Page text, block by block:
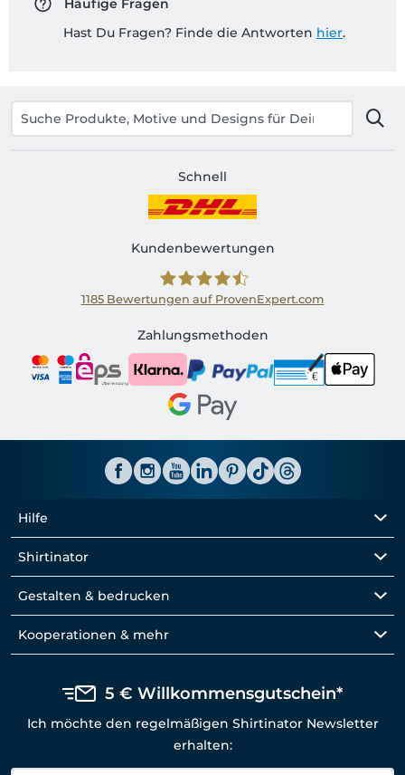
Häufige Fragen
Hast Du Fragen? Finde die Antworten hier.
Schnell
Kundenbewertungen
Shirtinator AT
1185Bewertungen auf ProvenExpert.com
Zahlungsmethoden
Hilfe
Shirtinator
Gestalten & bedrucken
Kooperationen & mehr
5 € Willkommensgutschein*
Ich möchte den regelmäßigen Shirtinator Newsletter
erhalten: